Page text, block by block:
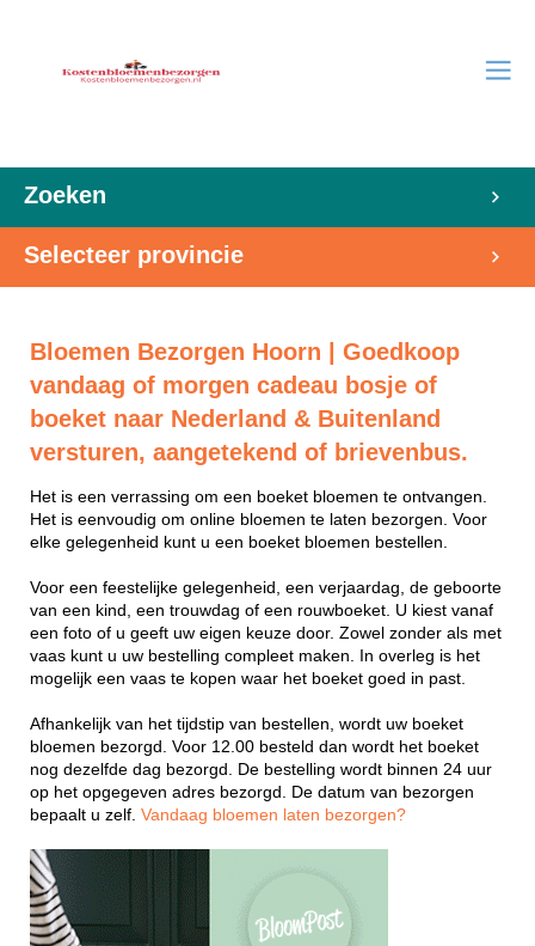
Zoeken
Selecteer provincie
Bloemen Bezorgen Hoorn | Goedkoop
vandaag of morgen cadeau bosje of
boeket naar Nederland & Buitenland
versturen, aangetekend of brievenbus.
Het is een verrassing om een boeket bloemen te ontvangen.
Het is eenvoudig om online bloemen te laten bezorgen. Voor
elke gelegenheid kunt u een boeket bloemen bestellen.
Voor een feestelijke gelegenheid, een verjaardag, de geboorte
van een kind, een trouwdag of een rouwboeket. U kiest vanaf
een foto of u geeft uw eigen keuze door. Zowel zonder als met
vaas kunt u uw bestelling compleet maken. In overleg is het
mogelijk een vaas te kopen waar het boeket goed in past.
Afhankelijk van het tijdstip van bestellen, wordt uw boeket
bloemen bezorgd. Voor 12.00 besteld dan wordt het boeket
nog dezelfde dag bezorgd. De bestelling wordt binnen 24 uur
op het opgegeven adres bezorgd. De datum van bezorgen
bepaalt u zelf. Vandaag bloemen laten bezorgen?